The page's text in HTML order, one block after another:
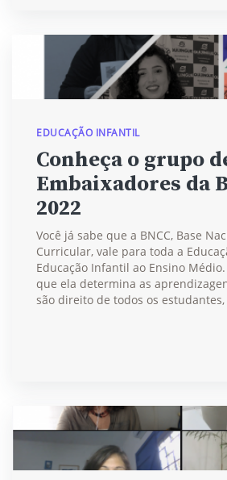
EDUCAÇÃO INFANTIL
Conheça o grupo
Embaixadores da
2022
Você já sabe que a BNCC, Base
Curricular, vale para toda a
Educação Infantil ao Ensino
que ela determina as
são direito de todos os